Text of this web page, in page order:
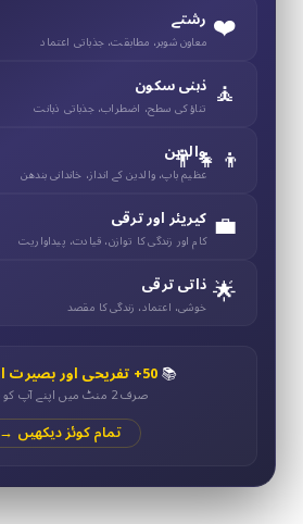
❤️ رشتے
معاون شوہر، مطابقت، جذباتی اعتماد
🧘 ذہنی سکون
تناؤ کی سطح، اضطراب، جذباتی ذہانت
👨‍👧‍👦
والدین
عظیم باپ، والدین کے انداز، خاندانی بندھن
💼 کیریئر اور ترقی
کام اور زندگی کا توازن، قیادت، پیداواریت
🌟 ذاتی ترقی
خوشی، اعتماد، زندگی کا مقصد
📚50+ تفریحی اور بصیرت افروز کوئز
صرف 2 منٹ میں اپنے آپ کو جانیں
تمام کوئز دیکھیں →